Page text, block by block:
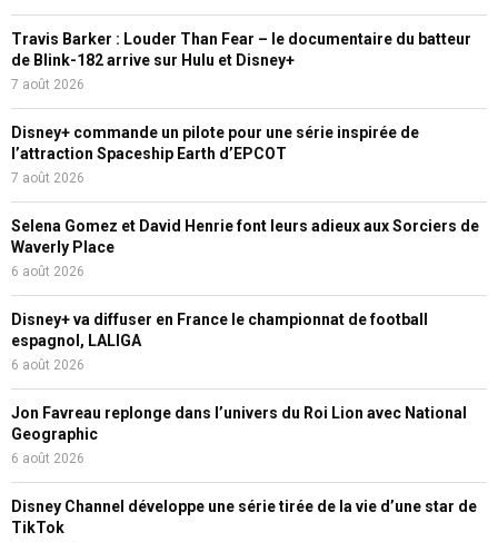
Travis Barker : Louder Than Fear – le documentaire du batteur
de Blink-182 arrive sur Hulu et Disney+
7 août 2026
Disney+ commande un pilote pour une série inspirée de
l’attraction Spaceship Earth d’EPCOT
7 août 2026
Selena Gomez et David Henrie font leurs adieux aux Sorciers de
Waverly Place
6 août 2026
Disney+ va diffuser en France le championnat de football
espagnol, LALIGA
6 août 2026
Jon Favreau replonge dans l’univers du Roi Lion avec National
Geographic
6 août 2026
Disney Channel développe une série tirée de la vie d’une star de
TikTok